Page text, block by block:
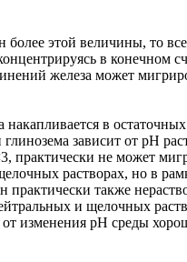
этой величины, то
в конечном
железа может
накапливается в
зависит от рН
практически не может
растворах, но в
практически также
и щелочных
изменения рН среды